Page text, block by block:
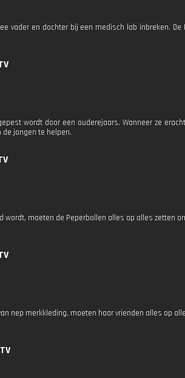
vader en dochter bij een medisch lab inbreken. De
wordt door een ouderejaars. Wanneer ze
jongen te helpen.
wordt, moeten de Peperbollen alles op alles zetten
nep merkkleding, moeten haar vrienden alles op